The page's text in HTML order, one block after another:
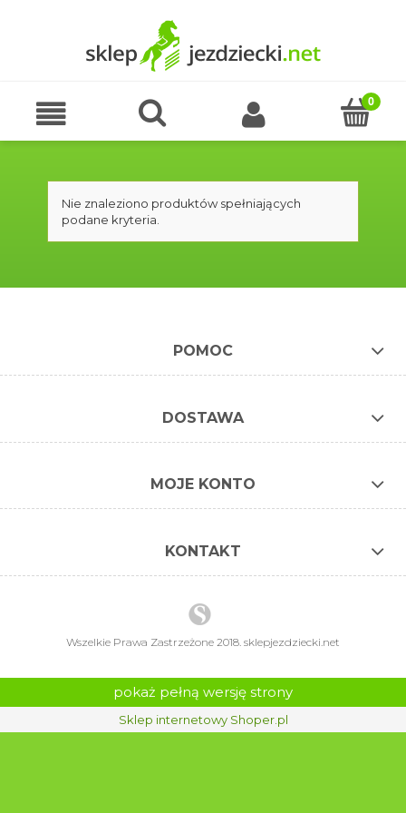
Nie znaleziono produktów spełniających
podane kryteria.
POMOC
DOSTAWA
MOJE KONTO
KONTAKT
Wszelkie Prawa Zastrzeżone 2018. sklepjezdziecki.net
pokaż pełną wersję strony
Sklep internetowy Shoper.pl